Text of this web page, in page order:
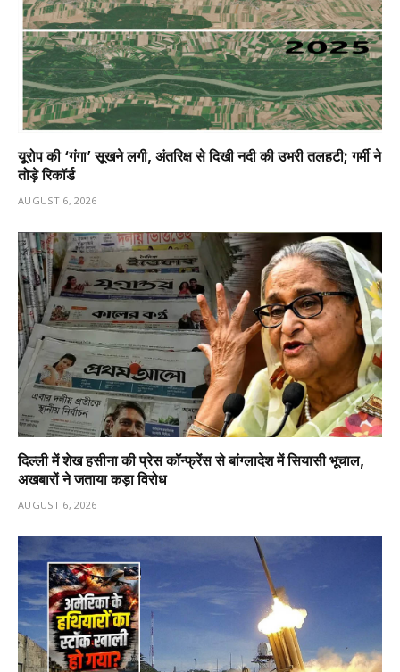
यूरोप की ‘गंगा’ सूखने लगी, अंतरिक्ष से दिखी नदी की उभरी तलहटी; गर्मी ने
तोड़े रिकॉर्ड
AUGUST 6, 2026
दिल्ली में शेख हसीना की प्रेस कॉन्फ्रेंस से बांग्लादेश में सियासी भूचाल,
अखबारों ने जताया कड़ा विरोध
AUGUST 6, 2026